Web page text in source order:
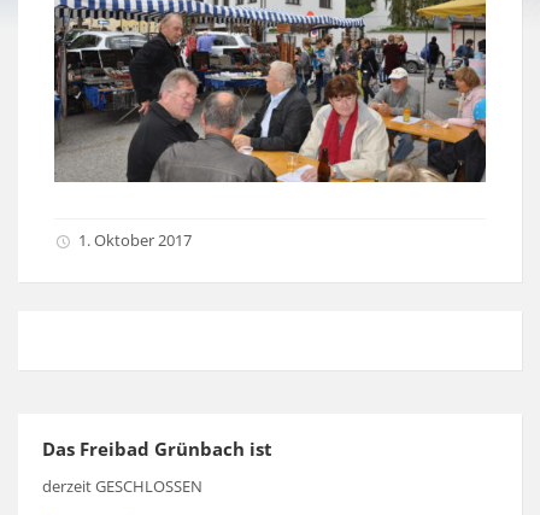
1. Oktober 2017
Das Freibad Grünbach ist
derzeit GESCHLOSSEN